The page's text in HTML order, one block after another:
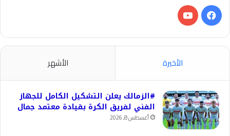
فيسبوك‫YouTube
الأخيرة الأشهر
#الزمالك يعلن التشكيل الكامل للجهاز
الفني لفريق الكرة بقيادة معتمد جمال
أغسطس 8, 2026